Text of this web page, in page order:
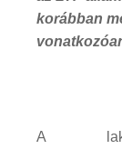
korábban
A